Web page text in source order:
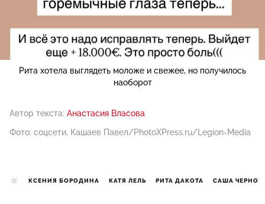
Рита хотела выглядеть моложе и свежее, но получилось
наоборот
Автор текста: Анастасия Власова
Фото: соцсети, Кашаев Павел/PhotoXPress.ru/Legion-Media
КСЕНИЯ БОРОДИНА КАТЯ ЛЕЛЬ РИТА ДАКОТА САША ЧЕРНО